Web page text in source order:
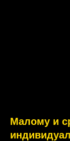
Малому и